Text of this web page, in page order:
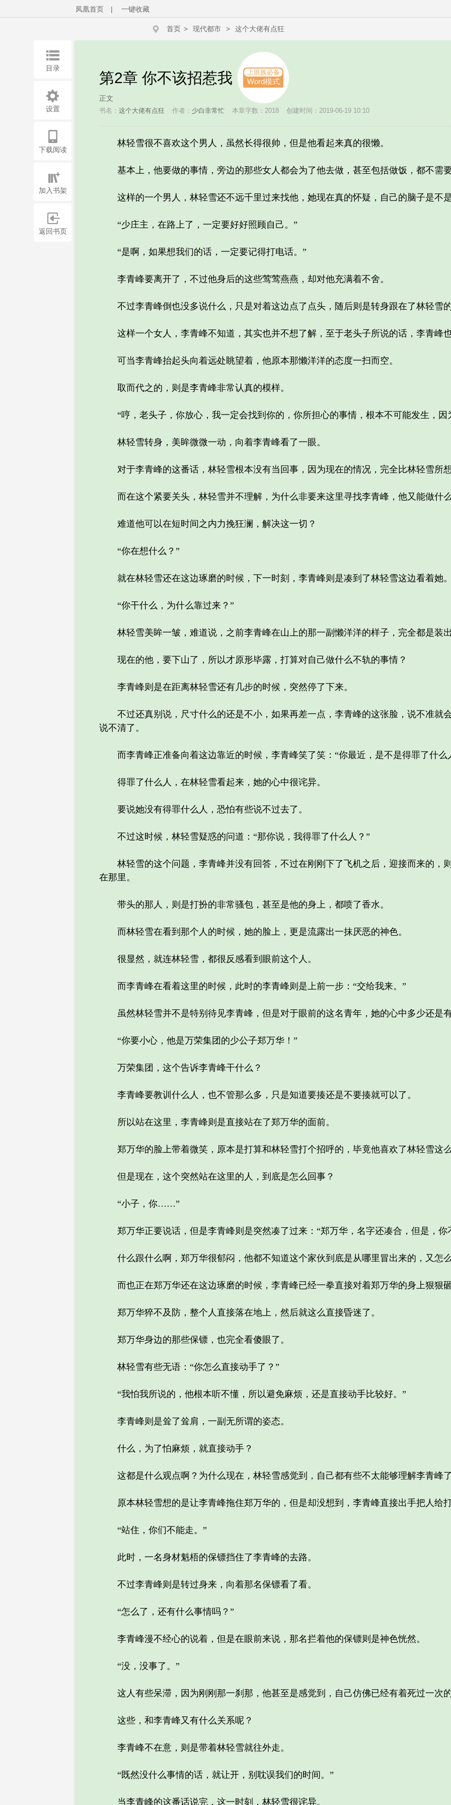
凤凰首页 | 一键收藏
首页 > 现代都市 > 这个大佬有点狂
第2章 你不该招惹我 上班族必备
Word模式
正文
书名： 这个大佬有点狂 作者： 少白非常忙 本章字数：2018 创建时间：2019-06-19 10:10
林轻雪很不喜欢这个男人，虽然长得很帅，但是他看起来真的很懒。
基本上，他要做的事情，旁边的那些女人都会为了他去做，甚至包括做饭，都不需
这样的一个男人，林轻雪还不远千里过来找他，她现在真的怀疑，自己的脑子是不
“少庄主，在路上了，一定要好好照顾自己。”
“是啊，如果想我们的话，一定要记得打电话。”
李青峰要离开了，不过他身后的这些莺莺燕燕，却对他充满着不舍。
不过李青峰倒也没多说什么，只是对着这边点了点头，随后则是转身跟在了林轻雪
这样一个女人，李青峰不知道，其实也并不想了解，至于老头子所说的话，李青峰
可当李青峰抬起头向着远处眺望着，他原本那懒洋洋的态度一扫而空。
取而代之的，则是李青峰非常认真的模样。
“哼，老头子，你放心，我一定会找到你的，你所担心的事情，根本不可能发生，因
林轻雪转身，美眸微微一动，向着李青峰看了一眼。
对于李青峰的这番话，林轻雪根本没有当回事，因为现在的情况，完全比林轻雪所
而在这个紧要关头，林轻雪并不理解，为什么非要来这里寻找李青峰，他又能做什
难道他可以在短时间之内力挽狂澜，解决这一切？
“你在想什么？”
就在林轻雪还在这边琢磨的时候，下一时刻，李青峰则是凑到了林轻雪这边看着她
“你干什么，为什么靠过来？”
林轻雪美眸一皱，难道说，之前李青峰在山上的那一副懒洋洋的样子，完全都是装
现在的他，要下山了，所以才原形毕露，打算对自己做什么不轨的事情？
李青峰则是在距离林轻雪还有几步的时候，突然停了下来。
不过还真别说，尺寸什么的还是不小，如果再差一点，李青峰的这张脸，说不准就
说不清了。
而李青峰正准备向着这边靠近的时候，李青峰笑了笑：“你最近，是不是得罪了什么
得罪了什么人，在林轻雪看起来，她的心中很诧异。
要说她没有得罪什么人，恐怕有些说不过去了。
不过这时候，林轻雪疑惑的问道：“那你说，我得罪了什么人？”
林轻雪的这个问题，李青峰并没有回答，不过在刚刚下了飞机之后，迎接而来的，
在那里。
带头的那人，则是打扮的非常骚包，甚至是他的身上，都喷了香水。
而林轻雪在看到那个人的时候，她的脸上，更是流露出一抹厌恶的神色。
很显然，就连林轻雪，都很反感看到眼前这个人。
而李青峰在看着这里的时候，此时的李青峰则是上前一步：“交给我来。”
虽然林轻雪并不是特别待见李青峰，但是对于眼前的这名青年，她的心中多少还是
“你要小心，他是万荣集团的少公子郑万华！”
万荣集团，这个告诉李青峰干什么？
李青峰要教训什么人，也不管那么多，只是知道要揍还是不要揍就可以了。
所以站在这里，李青峰则是直接站在了郑万华的面前。
郑万华的脸上带着微笑，原本是打算和林轻雪打个招呼的，毕竟他喜欢了林轻雪这
但是现在，这个突然站在这里的人，到底是怎么回事？
“小子，你……”
郑万华正要说话，但是李青峰则是突然凑了过来：“郑万华，名字还凑合，但是，你
什么跟什么啊，郑万华很郁闷，他都不知道这个家伙到底是从哪里冒出来的，又怎
而也正在郑万华还在这边琢磨的时候，李青峰已经一拳直接对着郑万华的身上狠狠
郑万华猝不及防，整个人直接落在地上，然后就这么直接昏迷了。
郑万华身边的那些保镖，也完全看傻眼了。
林轻雪有些无语：“你怎么直接动手了？”
“我怕我所说的，他根本听不懂，所以避免麻烦，还是直接动手比较好。”
李青峰则是耸了耸肩，一副无所谓的姿态。
什么，为了怕麻烦，就直接动手？
这都是什么观点啊？为什么现在，林轻雪感觉到，自己都有些不太能够理解李青峰
原本林轻雪想的是让李青峰拖住郑万华的，但是却没想到，李青峰直接出手把人给
“站住，你们不能走。”
此时，一名身材魁梧的保镖挡住了李青峰的去路。
不过李青峰则是转过身来，向着那名保镖看了看。
“怎么了，还有什么事情吗？”
李青峰漫不经心的说着，但是在眼前来说，那名拦着他的保镖则是神色恍然。
“没，没事了。”
这人有些呆滞，因为刚刚那一刹那，他甚至是感觉到，自己仿佛已经有着死过一次
这些，和李青峰又有什么关系呢？
李青峰不在意，则是带着林轻雪就往外走。
“既然没什么事情的话，就让开，别耽误我们的时间。”
当李青峰的这番话说完，这一时刻，林轻雪很诧异。
目录
设置
下载阅读
加入书架
返回书页